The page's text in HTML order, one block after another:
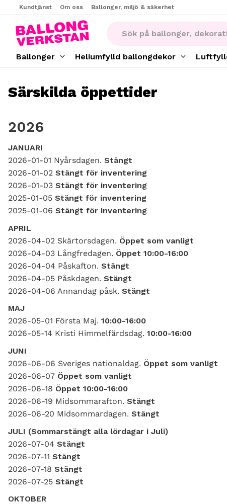
Kundtjänst Om oss Ballonger, miljö & säkerhet
Ballonger Heliumfylld ballongdekor
Särskilda öppettider
2026
JANUARI
2026-01-01 Nyårsdagen. Stängt
2026-01-02 Stängt för inventering
2026-01-03 Stängt för inventering
2025-01-05 Stängt för inventering
2025-01-06 Stängt för inventering
APRIL
2026-04-02 Skärtorsdagen. Öppet som vanligt
2026-04-03 Långfredagen. Öppet 10:00-16:00
2026-04-04 Påskafton. Stängt
2026-04-05 Påskdagen. Stängt
2026-04-06 Annandag påsk. Stängt
MAJ
2026-05-01 Första Maj. 10:00-16:00
2026-05-14 Kristi Himmelfärdsdag. 10:00-16:00
JUNI
2026-06-06 Sveriges nationaldag. Öppet som vanligt
2026-06-07 Öppet som vanligt
2026-06-18 Öppet 10:00-16:00
2026-06-19 Midsommarafton. Stängt
2026-06-20 Midsommardagen. Stängt
JULI (Sommarstängt alla lördagar i Juli)
2026-07-04 Stängt
2026-07-11 Stängt
2026-07-18 Stängt
2026-07-25 Stängt
OKTOBER